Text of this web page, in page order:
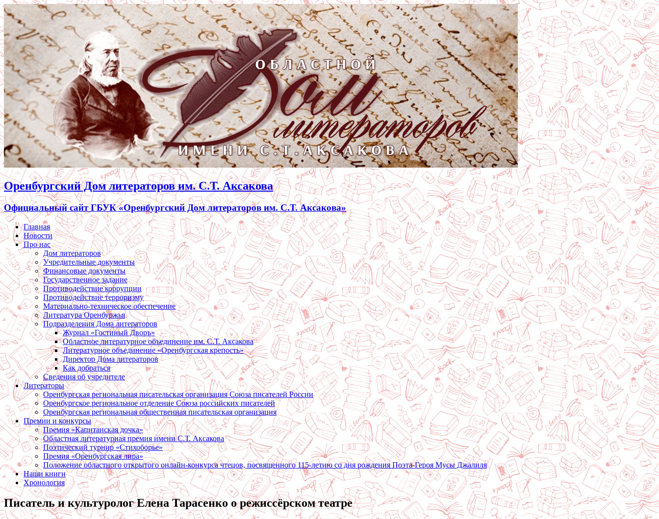
Оренбургский Дом литераторов им. С.Т. Аксакова
Официальный сайт ГБУК «Оренбургский Дом литераторов им. С.Т. Аксакова»
Главная
Новости
Про нас
Дом литераторов
Учредительные документы
Финансовые документы
Государственное задание
Противодействие коррупции
Противодействие терроризму
Материально-техническое обеспечение
Литература Оренбуржья
Подразделения Дома литераторов
Журнал «Гостиный Дворъ»
Областное литературное объединение им. С.Т. Аксакова
Литературное объединение «Оренбургская крепость»
Директор Дома литераторов
Как добраться
Сведения об учредителе
Литераторы
Оренбургская региональная писательская организация Союза писателей России
Оренбургское региональное отделение Союза российских писателей
Оренбургская региональная общественная писательская организация
Премии и конкурсы
Премия «Капитанская дочка»
Областная литературная премия имени С.Т. Аксакова
Поэтический турнир «Стихоборье»
Премия «Оренбургская лира»
Положение областного открытого онлайн-конкурса чтецов, посвященного 115-летию со дня рождения Поэта-Героя Мусы Джалиля
Наши книги
Хронология
Писатель и культуролог Елена Тарасенко о режиссёрском театре